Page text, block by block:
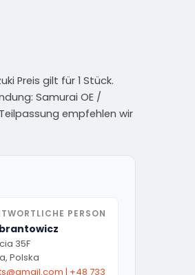
Preis gilt für 1 Stück.
Samurai OE /
empfehlen wir
PERSON
35F
Polska
| +48 733